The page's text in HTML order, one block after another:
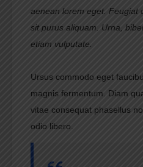
aenean lorem eget. Feugiat
sit purus aliquam. Urna,
etiam vulputate.
Ursus commodo eget
magnis fermentum. Diam
vitae consequat phasellus
odio libero.